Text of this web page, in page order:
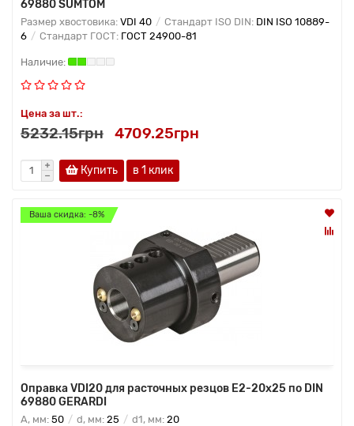
69880 SUMTOM
Размер хвостовика: VDI 40 Стандарт ISO DIN: DIN ISO 10889-
6
Стандарт ГОСТ: ГОСТ 24900-81
Цена за шт.:
5232.15грн 4709.25грн
Купить в 1 клик
Ваша скидка: -8%
Оправка VDI20 для расточных резцов Е2-20х25 по DIN
69880 GERARDI
A, мм: 50 d, мм: 25 d1, мм: 20